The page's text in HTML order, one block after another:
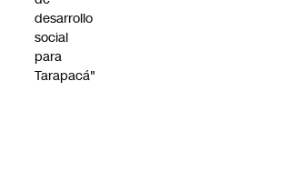
desarrollo
social
para
Tarapacá"